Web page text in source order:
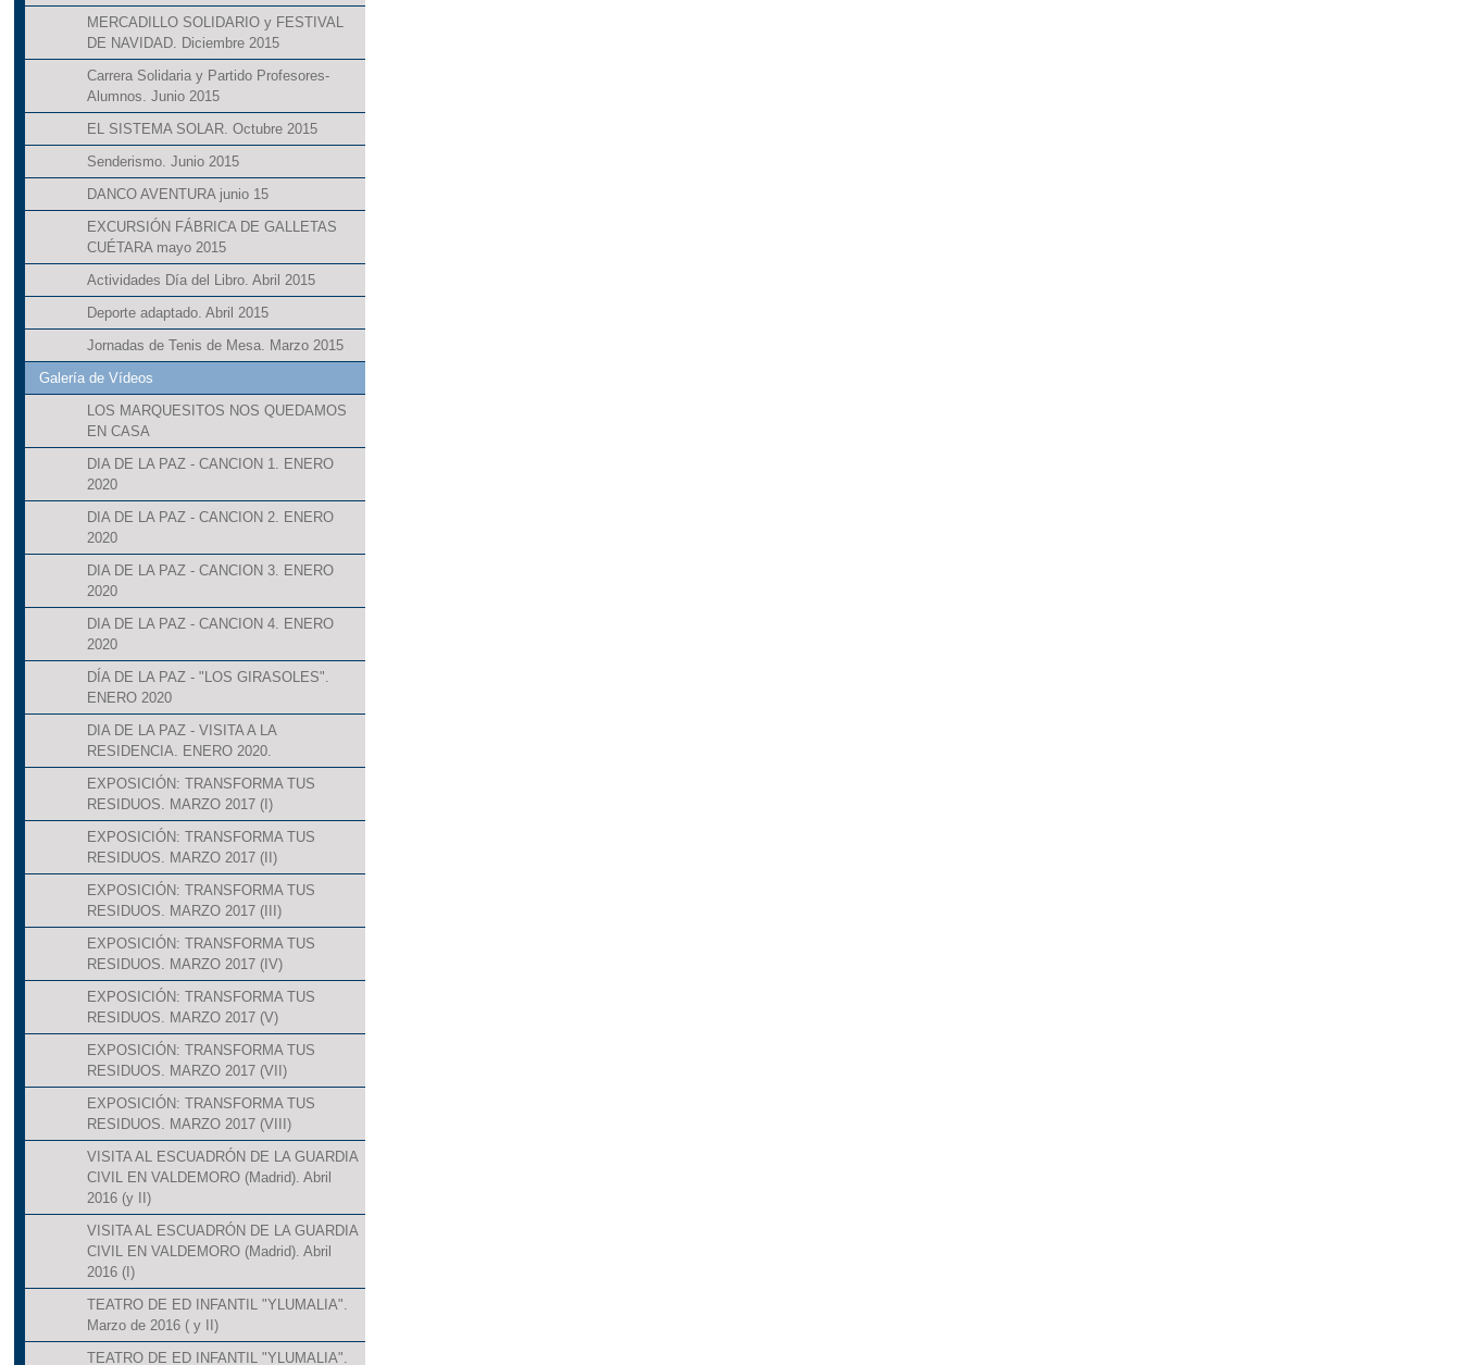
MERCADILLO SOLIDARIO y FESTIVAL
DE NAVIDAD. Diciembre 2015
Carrera Solidaria y Partido Profesores-
Alumnos. Junio 2015
EL SISTEMA SOLAR. Octubre 2015
Senderismo. Junio 2015
DANCO AVENTURA junio 15
EXCURSIÓN FÁBRICA DE GALLETAS
CUÉTARA mayo 2015
Actividades Día del Libro. Abril 2015
Deporte adaptado. Abril 2015
Jornadas de Tenis de Mesa. Marzo 2015
Galería de Vídeos
LOS MARQUESITOS NOS QUEDAMOS
EN CASA
DIA DE LA PAZ - CANCION 1. ENERO
2020
DIA DE LA PAZ - CANCION 2. ENERO
2020
DIA DE LA PAZ - CANCION 3. ENERO
2020
DIA DE LA PAZ - CANCION 4. ENERO
2020
DÍA DE LA PAZ - "LOS GIRASOLES".
ENERO 2020
DIA DE LA PAZ - VISITA A LA
RESIDENCIA. ENERO 2020.
EXPOSICIÓN: TRANSFORMA TUS
RESIDUOS. MARZO 2017 (I)
EXPOSICIÓN: TRANSFORMA TUS
RESIDUOS. MARZO 2017 (II)
EXPOSICIÓN: TRANSFORMA TUS
RESIDUOS. MARZO 2017 (III)
EXPOSICIÓN: TRANSFORMA TUS
RESIDUOS. MARZO 2017 (IV)
EXPOSICIÓN: TRANSFORMA TUS
RESIDUOS. MARZO 2017 (V)
EXPOSICIÓN: TRANSFORMA TUS
RESIDUOS. MARZO 2017 (VII)
EXPOSICIÓN: TRANSFORMA TUS
RESIDUOS. MARZO 2017 (VIII)
VISITA AL ESCUADRÓN DE LA GUARDIA
CIVIL EN VALDEMORO (Madrid). Abril
2016 (y II)
VISITA AL ESCUADRÓN DE LA GUARDIA
CIVIL EN VALDEMORO (Madrid). Abril
2016 (I)
TEATRO DE ED INFANTIL "YLUMALIA".
Marzo de 2016 ( y II)
TEATRO DE ED INFANTIL "YLUMALIA".